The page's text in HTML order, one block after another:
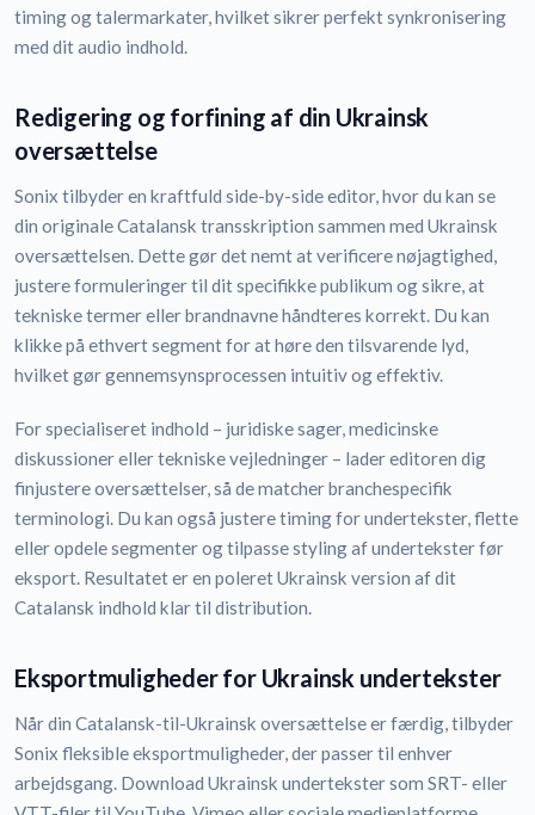
timing og talermarkater, hvilket sikrer perfekt synkronisering
med dit audio indhold.
Redigering og forfining af din Ukrainsk
oversættelse
Sonix tilbyder en kraftfuld side-by-side editor, hvor du kan se
din originale Catalansk transskription sammen med Ukrainsk
oversættelsen. Dette gør det nemt at verificere nøjagtighed,
justere formuleringer til dit specifikke publikum og sikre, at
tekniske termer eller brandnavne håndteres korrekt. Du kan
klikke på ethvert segment for at høre den tilsvarende lyd,
hvilket gør gennemsynsprocessen intuitiv og effektiv.
For specialiseret indhold – juridiske sager, medicinske
diskussioner eller tekniske vejledninger – lader editoren dig
finjustere oversættelser, så de matcher branchespecifik
terminologi. Du kan også justere timing for undertekster, flette
eller opdele segmenter og tilpasse styling af undertekster før
eksport. Resultatet er en poleret Ukrainsk version af dit
Catalansk indhold klar til distribution.
Eksportmuligheder for Ukrainsk undertekster
Når din Catalansk-til-Ukrainsk oversættelse er færdig, tilbyder
Sonix fleksible eksportmuligheder, der passer til enhver
arbejdsgang. Download Ukrainsk undertekster som SRT- eller